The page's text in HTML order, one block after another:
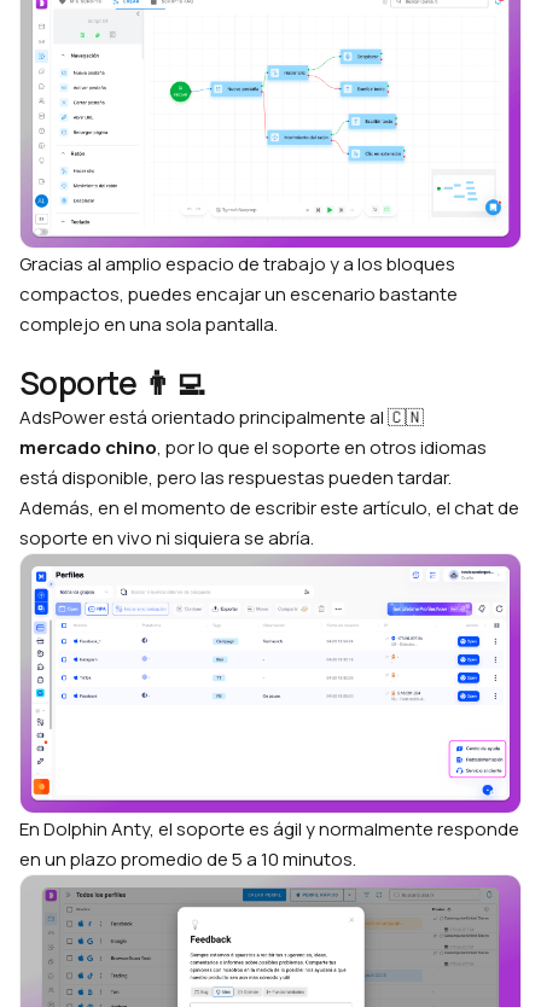
Gracias al amplio espacio de trabajo y a los bloques
compactos, puedes encajar un escenario bastante
complejo en una sola pantalla.
Soporte 👨‍💻
AdsPower está orientado principalmente al 🇨🇳
mercado chino, por lo que el soporte en otros idiomas
está disponible, pero las respuestas pueden tardar.
Además, en el momento de escribir este artículo, el chat de
soporte en vivo ni siquiera se abría.
En Dolphin Anty, el soporte es ágil y normalmente responde
en un plazo promedio de 5 a 10 minutos.